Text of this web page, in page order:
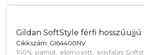
Gildan SoftStyle férfi hosszúujjú
Cikkszám: GI64400NV
100% pamut, előmosott, egyfalas